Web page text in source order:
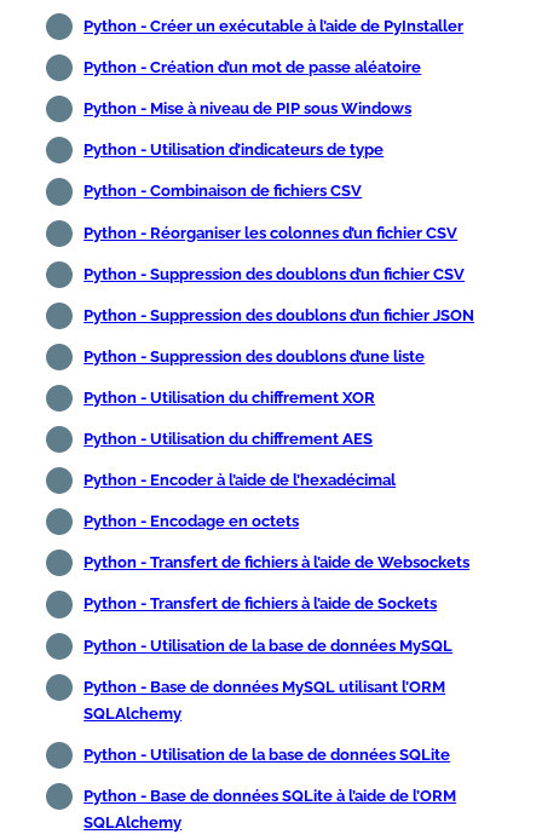
Python - Créer un exécutable à l’aide de PyInstaller
Python - Création d’un mot de passe aléatoire
Python - Mise à niveau de PIP sous Windows
Python - Utilisation d’indicateurs de type
Python - Combinaison de fichiers CSV
Python - Réorganiser les colonnes d’un fichier CSV
Python - Suppression des doublons d’un fichier CSV
Python - Suppression des doublons d’un fichier JSON
Python - Suppression des doublons d’une liste
Python - Utilisation du chiffrement XOR
Python - Utilisation du chiffrement AES
Python - Encoder à l’aide de l’hexadécimal
Python - Encodage en octets
Python - Transfert de fichiers à l’aide de Websockets
Python - Transfert de fichiers à l’aide de Sockets
Python - Utilisation de la base de données MySQL
Python - Base de données MySQL utilisant l’ORM
SQLAlchemy
Python - Utilisation de la base de données SQLite
Python - Base de données SQLite à l’aide de l’ORM
SQLAlchemy